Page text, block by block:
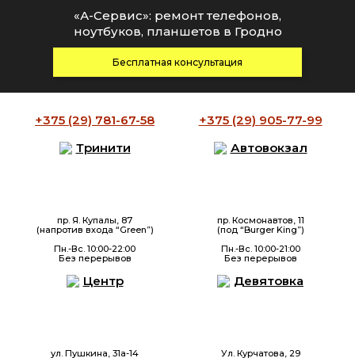
+375 (29) 781-67-58 +375 (29) 905-77-99
Тринити
пр. Я. Купалы, 87
(напротив входа “Green”)
Пн.-Вс. 10:00-22:00
Без перерывов
Автовокзал
пр. Космонавтов, 11
(под “Burger King”)
Пн.-Вс. 10:00-21:00
Без перерывов
Центр
ул. Пушкина, 31а-14
Девятовка
Ул. Курчатова, 29
«А-Сервис»: ремонт телефонов,
ноутбуков, планшетов в Гродно
Бесплатная консультация